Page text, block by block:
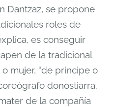
Dantzaz, se propone
roles de
es conseguir
de la tradicional
mujer, “de príncipe o
donostiarra.
de la compañía